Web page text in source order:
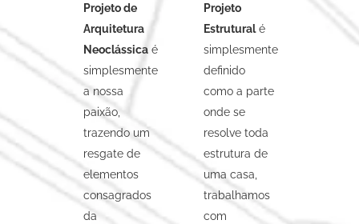
Projeto de
Arquitetura
Neoclássica é
simplesmente
a nossa
paixão,
trazendo um
resgate de
elementos
consagrados
da
Projeto
Estruturalé
simplesmente
definido
como a parte
onde se
resolve toda
estrutura de
uma casa,
trabalhamos
com